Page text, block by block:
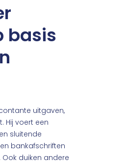
basis
uitgaven,
Hij voert een
sluitende
bankafschriften
duiken andere